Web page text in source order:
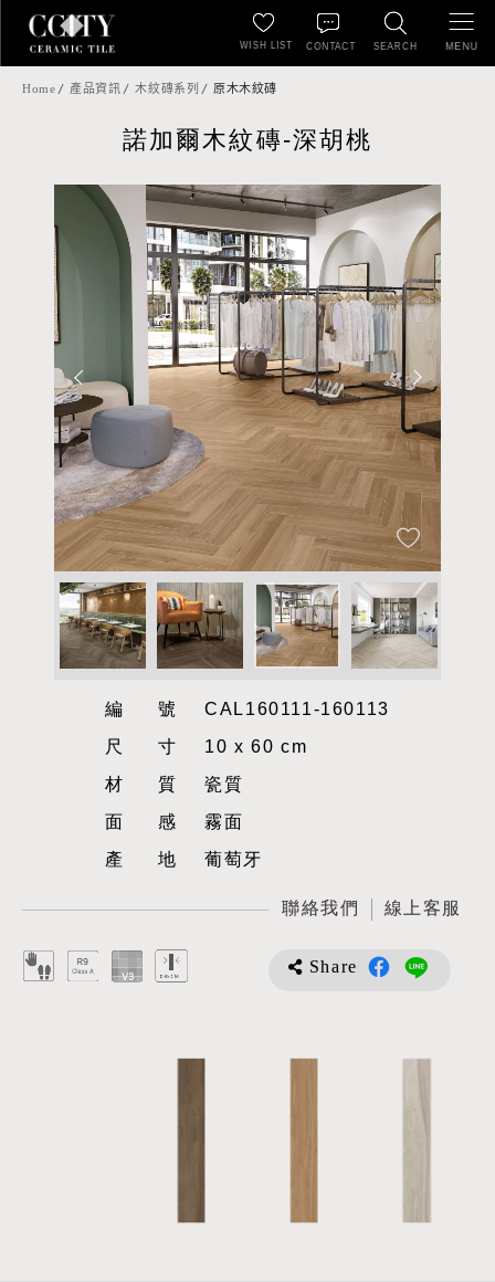
SEARCH
WISH LIST CONTACT MENU
Home 產品資訊 木紋磚系列 原木木紋磚
諾加爾木紋磚-深胡桃
編號CAL160111-160113
尺寸10 x 60 cm
材質瓷質
面感霧面
產地葡萄牙
聯絡我們 線上客服
Share